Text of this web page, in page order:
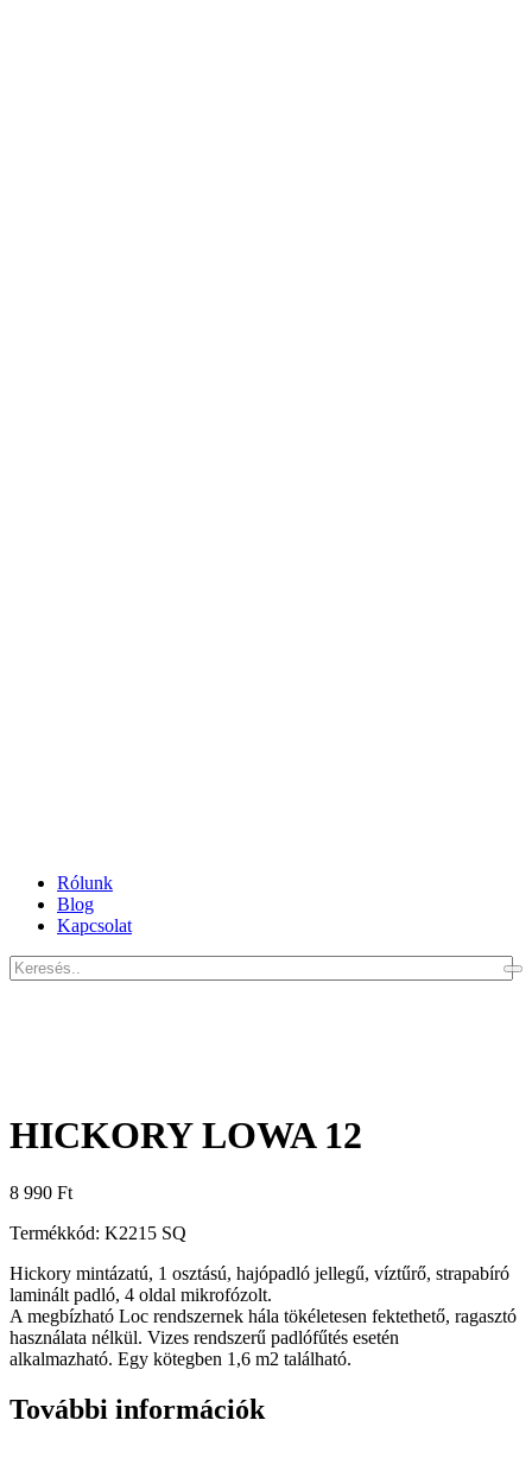
Rólunk
Blog
Kapcsolat
HICKORY LOWA 12
8 990 Ft
Termékkód: K2215 SQ
Hickory mintázatú, 1 osztású, hajópadló jellegű, víztűrő, strapabíró
laminált padló, 4 oldal mikrofózolt.
A megbízható Loc rendszernek hála tökéletesen fektethető, ragasztó
használata nélkül. Vizes rendszerű padlófűtés esetén
alkalmazható. Egy kötegben 1,6 m2 található.
További információk